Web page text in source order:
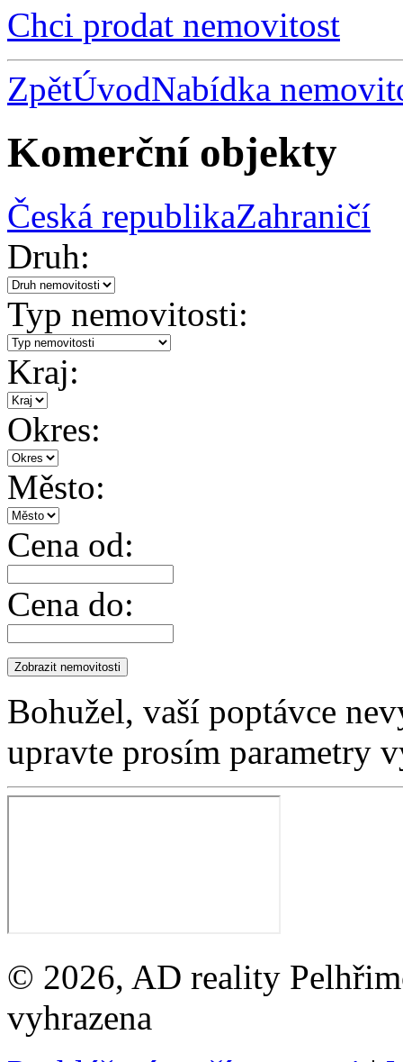
Chci prodat nemovitost
ZpětÚvodNabídka
Komerční objekty
Česká republikaZahraničí
Druh:
Typ nemovitosti:
Kraj:
Okres:
Město:
Cena od:
Cena do:
Bohužel, vaší poptávce
upravte prosím parametry
© 2026, AD reality
vyhrazena